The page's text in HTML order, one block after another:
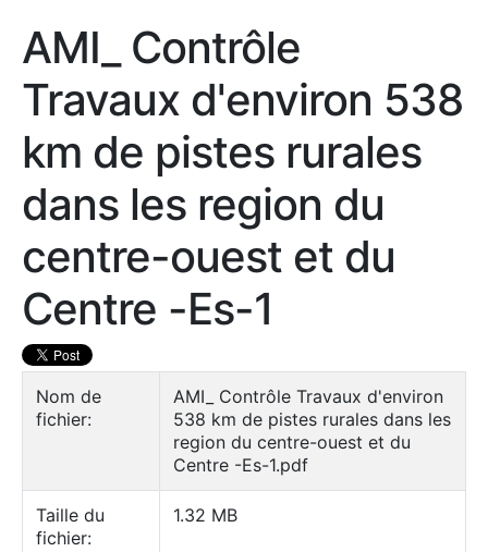
AMI_ Contrôle
Travaux d'environ 538
km de pistes rurales
dans les region du
centre-ouest et du
Centre -Es-1
Nom de
fichier:
AMI_ Contrôle Travaux d'environ
538 km de pistes rurales dans les
region du centre-ouest et du
Centre -Es-1.pdf
Taille du
fichier:
1.32 MB